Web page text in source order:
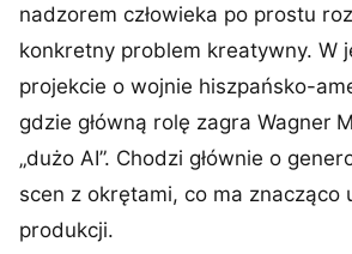
nadzorem człowieka po prostu
konkretny problem kreatywny. W
projekcie o wojnie hiszpańsko-
gdzie główną rolę zagra Wagner
„dużo AI”. Chodzi głównie o
scen z okrętami, co ma znacząco
produkcji.